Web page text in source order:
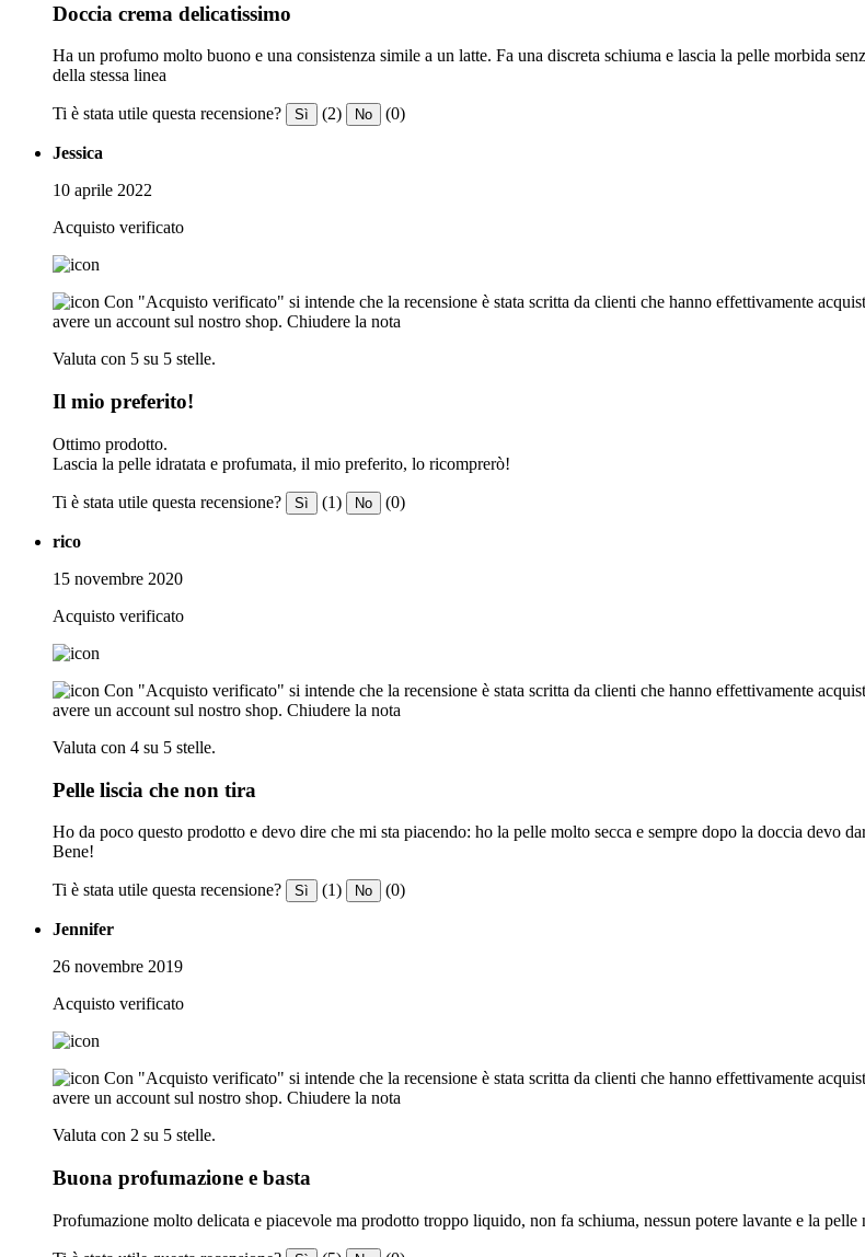
Doccia crema delicatissimo
Ha un profumo molto buono e una consistenza simile a un latte. Fa una discreta schiuma e lascia la pelle morbida
della stessa linea
Ti è stata utile questa recensione? Sì (2) No (0)
Jessica
10 aprile 2022
Acquisto verificato
Con "Acquisto verificato" si intende che la recensione è stata scritta da clienti che hanno effettivamente
avere un account sul nostro shop. Chiudere la nota
Valuta con 5 su 5 stelle.
Il mio preferito!
Ottimo prodotto.
Lascia la pelle idratata e profumata, il mio preferito, lo ricomprerò!
Ti è stata utile questa recensione? Sì (1) No (0)
rico
15 novembre 2020
Acquisto verificato
Con "Acquisto verificato" si intende che la recensione è stata scritta da clienti che hanno effettivamente
avere un account sul nostro shop. Chiudere la nota
Valuta con 4 su 5 stelle.
Pelle liscia che non tira
Ho da poco questo prodotto e devo dire che mi sta piacendo: ho la pelle molto secca e sempre dopo la doccia devo
Bene!
Ti è stata utile questa recensione? Sì (1) No (0)
Jennifer
26 novembre 2019
Acquisto verificato
Con "Acquisto verificato" si intende che la recensione è stata scritta da clienti che hanno effettivamente
avere un account sul nostro shop. Chiudere la nota
Valuta con 2 su 5 stelle.
Buona profumazione e basta
Profumazione molto delicata e piacevole ma prodotto troppo liquido, non fa schiuma, nessun potere lavante e la